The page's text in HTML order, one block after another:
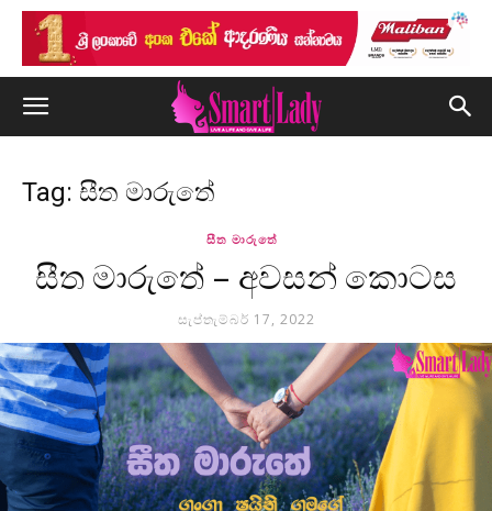
Tag: සීත මාරුතේ
සීත මාරුතේ
සීත මාරුතේ – අවසන් කොටස
සැප්තැම්බර් 17, 2022